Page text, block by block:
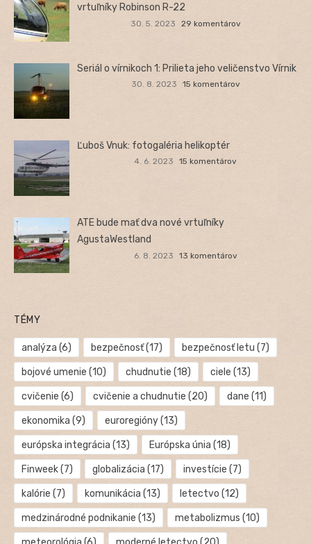
vrtuľníky Robinson R-22
30. 5. 2023 29 komentárov
Seriál o vírnikoch 1: Prilieta jeho veličenstvo Vírnik
30. 8. 2023 15 komentárov
Ľuboš Vnuk: fotogaléria helikoptér
4. 6. 2023 15 komentárov
ATE bude mať dva nové vrtuľníky
AgustaWestland
6. 8. 2023 13 komentárov
TÉMY
analýza (6) bezpečnosť(17) bezpečnosť letu (7)
bojové umenie (10) chudnutie (18) ciele (13)
cvičenie (6) cvičenie a chudnutie (20) dane (11)
ekonomika (9) euroregióny(13)
európska integrácia (13) Európska únia (18)
Finweek(7) globalizácia (17) investície (7)
kalórie (7) komunikácia (13) letectvo (12)
medzinárodné podnikanie (13) metabolizmus (10)